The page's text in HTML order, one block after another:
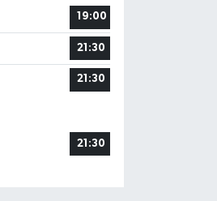
19:00
21:30
21:30
21:30